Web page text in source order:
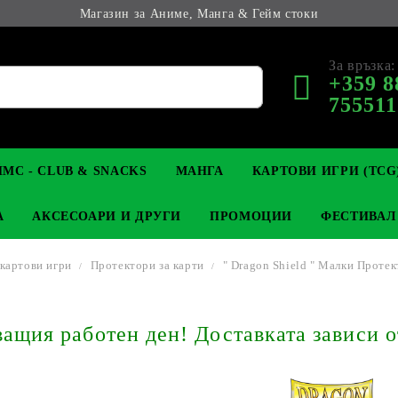
Магазин за Аниме, Манга & Гейм стоки
За връзка:
+359
КОЛЕКЦИОНЕРСКИ
YU-GI-OH! TCG
- CLUB & SNACKS МАНГА
LIGHT NOVEL
КАРТОВИ ИГРИ
MAGIC: THE GATHERING
АНИМЕ ФИГУРКИ
АКСЕСОАРИ И ДРУГИ
КЛЮЧОДЪРЖАТЕЛИ
ПРОМОЦИИ
игри Протектори за карти " Dragon Shield " Малки
работен ден! Доставката зависи